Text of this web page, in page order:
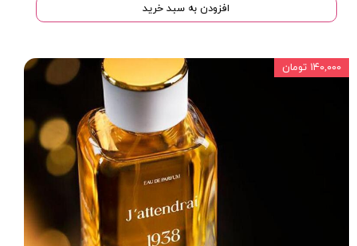
افزودن به سبد خرید
۱۴۰,۰۰۰ تومان